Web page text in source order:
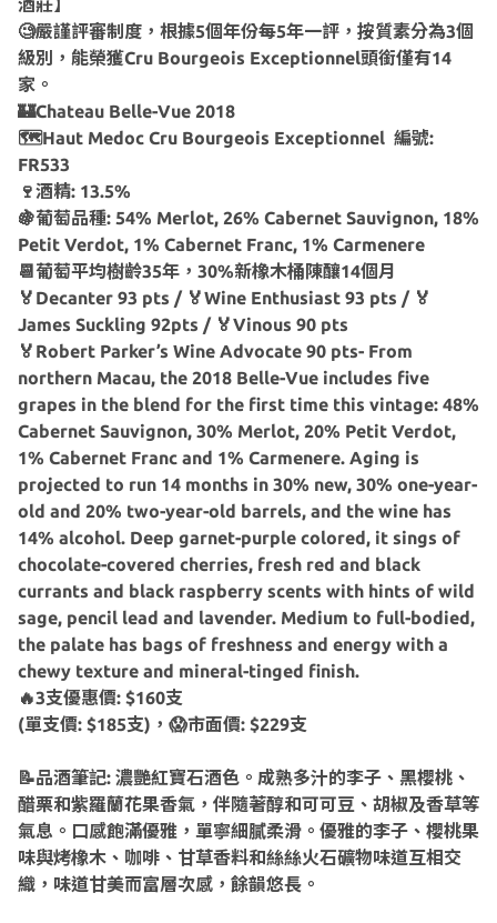
酒莊】
🧐嚴謹評審制度，根據5個年份每5年一評，按質素分為3個
級別，能榮獲Cru Bourgeois Exceptionnel頭銜僅有14
家。
🏰Chateau Belle-Vue 2018
🗺Haut Medoc Cru Bourgeois Exceptionnel 編號:
FR533
🍷酒精: 13.5%
🍇葡萄品種: 54% Merlot, 26% Cabernet Sauvignon, 18%
Petit Verdot, 1% Cabernet Franc, 1% Carmenere
📆葡萄平均樹齡35年，30%新橡木桶陳釀14個月
🏅Decanter 93 pts / 🏅Wine Enthusiast 93 pts / 🏅
James Suckling 92pts / 🏅Vinous 90 pts
🏅Robert Parker’s Wine Advocate 90 pts- From
northern Macau, the 2018 Belle-Vue includes five
grapes in the blend for the first time this vintage: 48%
Cabernet Sauvignon, 30% Merlot, 20% Petit Verdot,
1% Cabernet Franc and 1% Carmenere. Aging is
projected to run 14 months in 30% new, 30% one-year-
old and 20% two-year-old barrels, and the wine has
14% alcohol. Deep garnet-purple colored, it sings of
chocolate-covered cherries, fresh red and black
currants and black raspberry scents with hints of wild
sage, pencil lead and lavender. Medium to full-bodied,
the palate has bags of freshness and energy with a
chewy texture and mineral-tinged finish.
🔥3支優惠價: $160支
(單支價: $185支)，😱市面價: $229支
📝品酒筆記: 濃艷紅寶石酒色。成熟多汁的李子、黑櫻桃、
醋栗和紫羅蘭花果香氣，伴隨著醇和可可豆、胡椒及香草等
氣息。口感飽滿優雅，單寧細膩柔滑。優雅的李子、櫻桃果
味與烤橡木、咖啡、甘草香料和絲絲火石礦物味道互相交
織，味道甘美而富層次感，餘韻悠長。